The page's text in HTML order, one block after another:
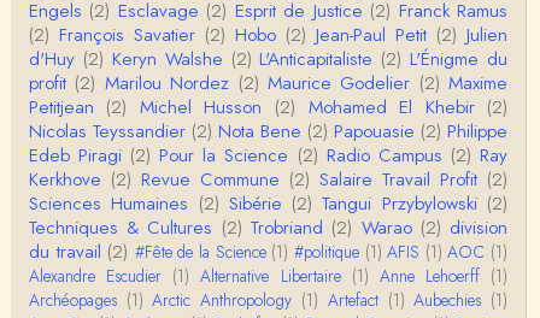
Roland Chaudat
L'histoire des populations autochtones profite certai
nement de ces reconstitutions dont la visit…
Anonymous
Je viens de regarder une vidéo de Pascal Picq sur
"le blob" à l'instant. Mon premier r…
Yves Le Dantec
En effet, par "hiérarchie" j'entendais surtout ce que
tu entends dans ton second point…
Engels (2) Esclavage (2) Esprit de Justice (2) Franck Ramus
(2) François Savatier (2) Hobo (2) Jean-Paul Petit (2) Julien
d'Huy (2) Keryn Walshe (2) L'Anticapitaliste (2) L'Énigme du
profit (2) Marilou Nordez (2) Maurice Godelier (2) Maxime
Petitjean (2) Michel Husson (2) Mohamed El Khebir (2)
Nicolas Teyssandier (2) Nota Bene (2) Papouasie (2) Philippe
Edeb Piragi (2) Pour la Science (2) Radio Campus (2) Ray
Kerkhove (2) Revue Commune (2) Salaire Travail Profit (2)
Sciences Humaines (2) Sibérie (2) Tangui Przybylowski (2)
Techniques & Cultures (2) Trobriand (2) Warao (2) division
du travail (2) #Fête de la Science (1) #politique (1) AFIS (1) AOC (1)
Alexandre Escudier (1) Alternative Libertaire (1) Anne Lehoerff (1)
Archéopages (1) Arctic Anthropology (1) Artefact (1) Aubechies (1)